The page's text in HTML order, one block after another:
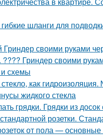
шланги для
Гриндер своими руками
Гриндер своими
схемы
как
жидкого стекла
грядки. Грядки из
розетки.
от пола —